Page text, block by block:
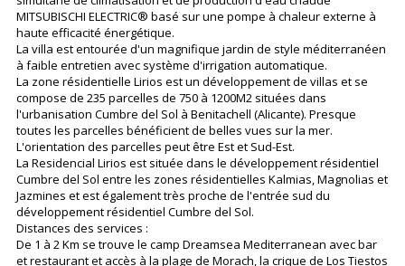
MITSUBISCHI ELECTRIC® basé sur une pompe à chaleur externe à
haute efficacité énergétique.
La villa est entourée d'un magnifique jardin de style méditerranéen
à faible entretien avec système d'irrigation automatique.
La zone résidentielle Lirios est un développement de villas et se
compose de 235 parcelles de 750 à 1200M2 situées dans
l'urbanisation Cumbre del Sol à Benitachell (Alicante). Presque
toutes les parcelles bénéficient de belles vues sur la mer.
L'orientation des parcelles peut être Est et Sud-Est.
La Residencial Lirios est située dans le développement résidentiel
Cumbre del Sol entre les zones résidentielles Kalmias, Magnolias et
Jazmines et est également très proche de l'entrée sud du
développement résidentiel Cumbre del Sol.
Distances des services :
De 1 à 2 Km se trouve le camp Dreamsea Mediterranean avec bar
et restaurant et accès à la plage de Morach, la crique de Los Tiestos